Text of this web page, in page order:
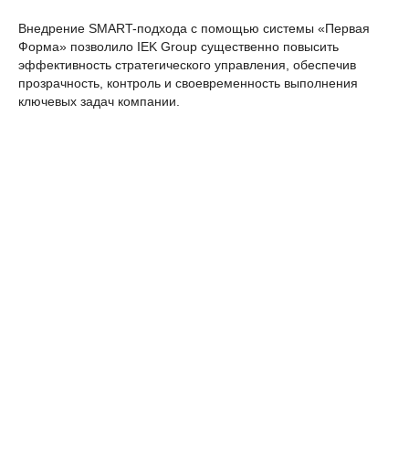
Внедрение SMART-подхода с помощью системы «Первая
Форма» позволило IEK Group существенно повысить
эффективность стратегического управления, обеспечив
прозрачность, контроль и своевременность выполнения
ключевых задач компании.